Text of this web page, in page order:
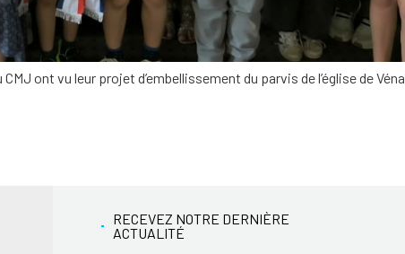
ont vu leur projet d’embellissement du parvis de l’église de
RECEVEZ NOTRE DERNIÈRE
ACTUALITÉ